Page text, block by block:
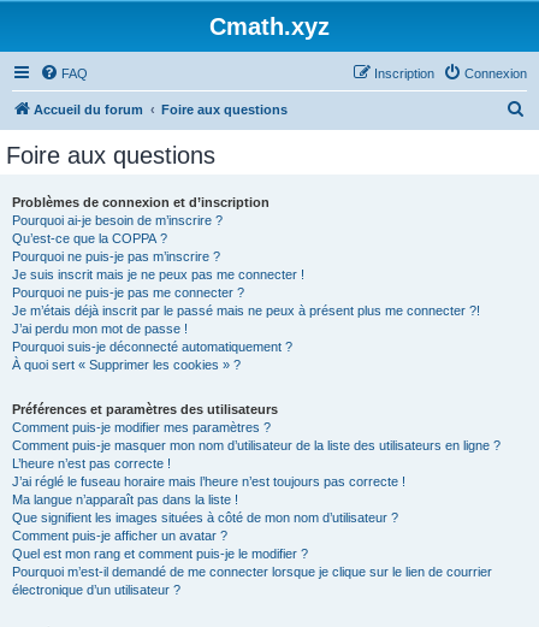
Cmath.xyz
FAQ Connexion
Inscription
Accueil du forum Foire aux questions
Foire aux questions
Problèmes de connexion et d’inscription
Pourquoi ai-je besoin de m’inscrire ?
Qu’est-ce que la COPPA ?
Pourquoi ne puis-je pas m’inscrire ?
Je suis inscrit mais je ne peux pas me connecter !
Pourquoi ne puis-je pas me connecter ?
Je m’étais déjà inscrit par le passé mais ne peux à présent plus me connecter ?!
J’ai perdu mon mot de passe !
Pourquoi suis-je déconnecté automatiquement ?
À quoi sert « Supprimer les cookies » ?
Préférences et paramètres des utilisateurs
Comment puis-je modifier mes paramètres ?
Comment puis-je masquer mon nom d’utilisateur de la liste des utilisateurs en ligne ?
L’heure n’est pas correcte !
J’ai réglé le fuseau horaire mais l’heure n’est toujours pas correcte !
Ma langue n’apparaît pas dans la liste !
Que signifient les images situées à côté de mon nom d’utilisateur ?
Comment puis-je afficher un avatar ?
Quel est mon rang et comment puis-je le modifier ?
Pourquoi m’est-il demandé de me connecter lorsque je clique sur le lien de courrier
électronique d’un utilisateur ?